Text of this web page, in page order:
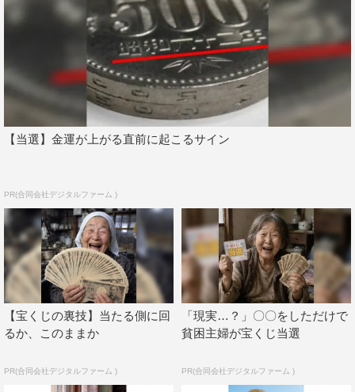
FLASHデジタル写真集りみー『I am I』が各電子書店で発
「週刊FLASH」
発売：光文社
発売日：毎週火曜日
会員制サイト「FLASH Prime」：
【当選】金運が上がる直前に起こるサイン
PR(合同会社デジタルファーム )
【宝くじの裏技】当たる側に回
るか、このままか
PR(合同会社デジタルファーム )
「現実…？」〇〇をしただけで
貧困主婦が宝くじ当選
PR(合同会社デジタルファーム )